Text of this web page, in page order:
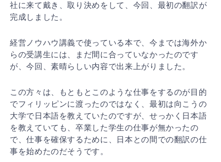
社に来て戴き、取り決めをして、今回、最初の翻訳が
完成しました。
経営ノウハウ講義で使っている本で、今までは海外か
らの受講生には、まだ間に合っていなかったのです
が、今回、素晴らしい内容で出来上がりました。
この方々は、もともとこのような仕事をするのが目的
でフィリッピンに渡ったのではなく、最初は向こうの
大学で日本語を教えていたのですが、せっかく日本語
を教えていても、卒業した学生の仕事が無かったの
で、仕事を確保するために、日本との間での翻訳の仕
事を始めたのだそうです。